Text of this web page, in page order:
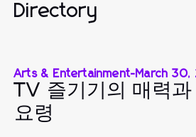
Directory
Arts & Entertainment-March 30,
TV 즐기기의 매력과
요령